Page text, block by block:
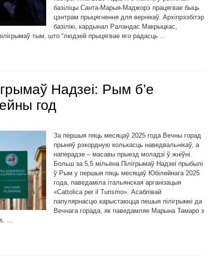
базіліцы Санта-Марыя-Маджорэ працягвае быць
цэнтрам прыцягнення для вернікаў. Архіпрэзбітэр
базілікі, кардынал Раландас Макрыцкас,
тым, што “людзей прыцягвае яго радасць ...
Надзеі: Рым б’е
год
За першыя пяць месяцаў 2025 года Вечны горад
прыняў рэкордную колькасць наведвальнікаў, а
наперадзе – масавы прыезд моладзі ў жніўні.
Больш за 5,5 мільёна Пілігрымаў Надзеі прыбылі
ў Рым у першыя пяць месяцаў Юбілейнага 2025
года, паведаміла італьянская арганізацыя
«Cattolica per il Turismo». Асаблівай
папулярнасцю карыстаюцца пешыя пілігрымкі да
Вечнага горада, як паведамляе Марына Тамаро з
...